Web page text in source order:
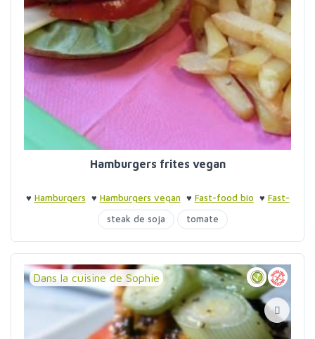
Hamburgers frites vegan
♥ Hamburgers ♥ Hamburgers vegan ♥ Fast-food bio ♥ Fast-
food bio
steak de soja tomate
Dans la cuisine de Sophie